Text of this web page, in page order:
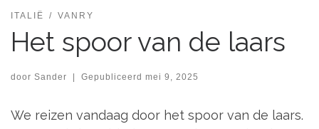
ITALIË VANRY
Het spoor van de laars
door Sander | Gepubliceerd mei 9, 2025
We reizen vandaag door het spoor van de laars.